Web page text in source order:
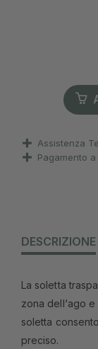
Assistenza
Pagamento a
DESCRIZIONE
La soletta
zona dell‘ago
soletta
preciso.